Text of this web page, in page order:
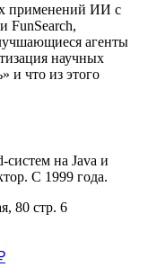
применений ИИ с
FunSearch,
агенты
научных
и что из этого
систем на Java и
С 1999 года.
80 стр. 6